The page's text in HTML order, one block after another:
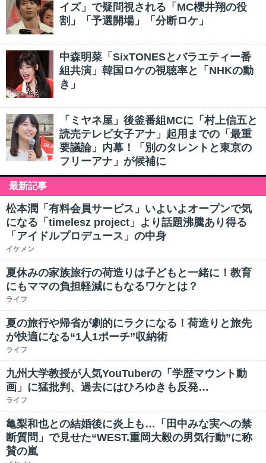
イズ」で疑問視される「MC櫻井翔の役
割」「予選開場」「分断ロケ」
中森明菜「SixTONESとバラエティー番
組共演」韓国ロケの視聴率と「NHKの動
き」
「ミヤネ屋」後釜番組MCに「村上信五と
読売テレビ女子アナ」起用までの「最重
要議論」内幕！「別のタレントと東京の
フリーアナ」が候補に
最新記事
松本潤「有料会員サービス」いよいよオープンで気
になる「timelesz project」より話題沸騰あり得る
「アイドルプロデュース」の中身
イケメン
夏休みの家族旅行の荷造りは子どもと一緒に！教育
にもママの負担軽減にもなるワケとは？
ライフ
夏の旅行や帰省が劇的にラクになる！荷造りと旅先
が快適になる“1人1ポーチ”収納術
ライフ
九州大学教授が人気YouTuberの「学歴マウント動
画」に猛批判、過去にはひろゆきも反発…
ライフ
亀梨和也との結婚後に炎上も…「田中みな実への禁
断質問」で見せた“WEST.重岡大毅の男気行動”に称
賛の嵐